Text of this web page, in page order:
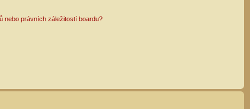
nebo právních záležitostí boardu?